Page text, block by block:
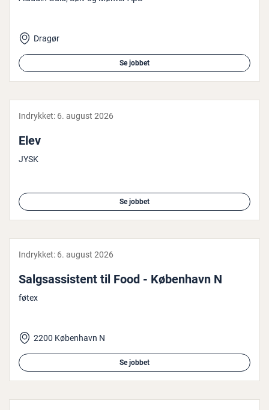
Dragør
Se jobbet
Indrykket: 6. august 2026
Elev
JYSK
Se jobbet
Indrykket: 6. august 2026
Salgs­as­si­stent til Food - København N
føtex
2200 København N
Se jobbet